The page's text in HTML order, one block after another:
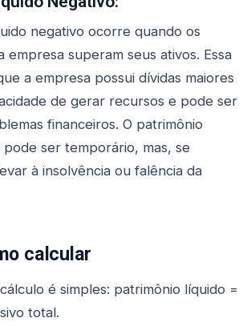
negativo ocorre quando os
empresa superam seus ativos. Essa
a empresa possui dívidas maiores
de gerar recursos e pode ser
financeiros. O patrimônio
pode ser temporário, mas, se
à insolvência ou falência da
calcular
é simples: patrimônio líquido =
total.